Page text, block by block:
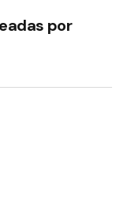
por